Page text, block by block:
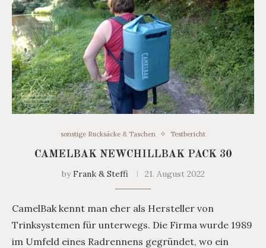
sonstige Rucksäcke & Taschen Testbericht
CAMELBAK NEWCHILLBAK PACK 30
byFrank & Steffi 21. August 2022
CamelBak kennt man eher als Hersteller von
Trinksystemen für unterwegs. Die Firma wurde 1989
im Umfeld eines Radrennens gegründet, wo ein